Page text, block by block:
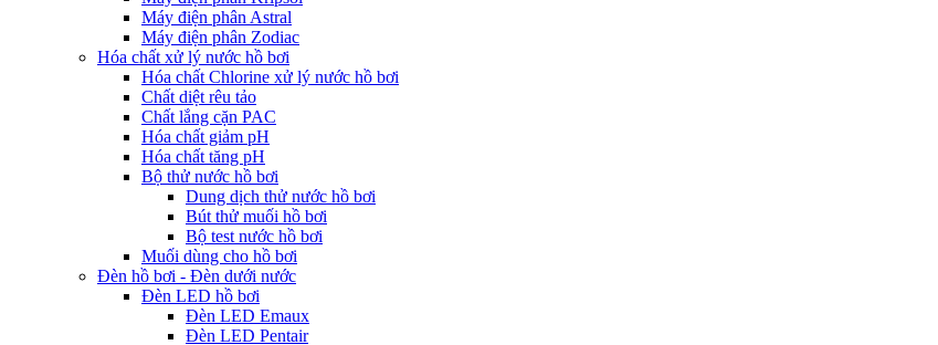
Máy điện phân Astral
Máy điện phân Zodiac
Hóa chất xử lý nước hồ bơi
Hóa chất Chlorine xử lý nước hồ bơi
Chất diệt rêu tảo
Chất lắng cặn PAC
Hóa chất giảm pH
Hóa chất tăng pH
Bộ thử nước hồ bơi
Dung dịch thử nước hồ bơi
Bút thử muối hồ bơi
Bộ test nước hồ bơi
Muối dùng cho hồ bơi
Đèn hồ bơi - Đèn dưới nước
Đèn LED hồ bơi
Đèn LED Emaux
Đèn LED Pentair